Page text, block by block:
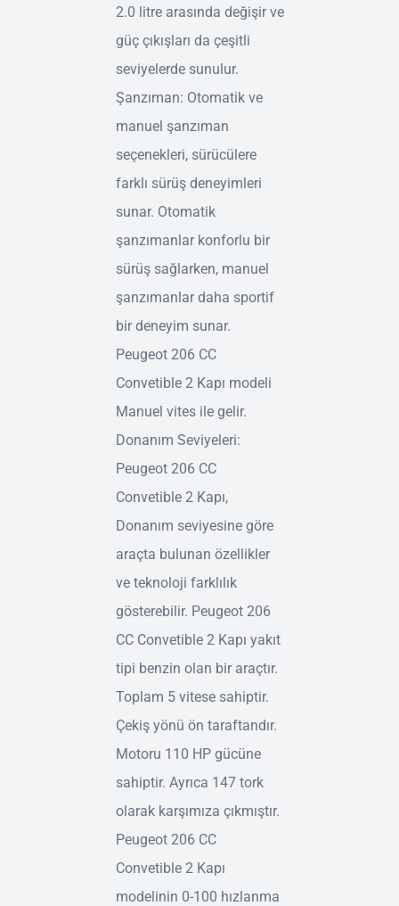
2.0 litre arasında değişir ve
güç çıkışları da çeşitli
seviyelerde sunulur.
Şanzıman: Otomatik ve
manuel şanzıman
seçenekleri, sürücülere
farklı sürüş deneyimleri
sunar. Otomatik
şanzımanlar konforlu bir
sürüş sağlarken, manuel
şanzımanlar daha sportif
bir deneyim sunar.
Peugeot 206 CC
Convetible 2 Kapı modeli
Manuel vites ile gelir.
Donanım Seviyeleri:
Peugeot 206 CC
Convetible 2 Kapı,
Donanım seviyesine göre
araçta bulunan özellikler
ve teknoloji farklılık
gösterebilir. Peugeot 206
CC Convetible 2 Kapı yakıt
tipi benzin olan bir araçtır.
Toplam 5 vitese sahiptir.
Çekiş yönü ön taraftandır.
Motoru 110 HP gücüne
sahiptir. Ayrıca 147 tork
olarak karşımıza çıkmıştır.
Peugeot 206 CC
Convetible 2 Kapı
modelinin 0-100 hızlanma